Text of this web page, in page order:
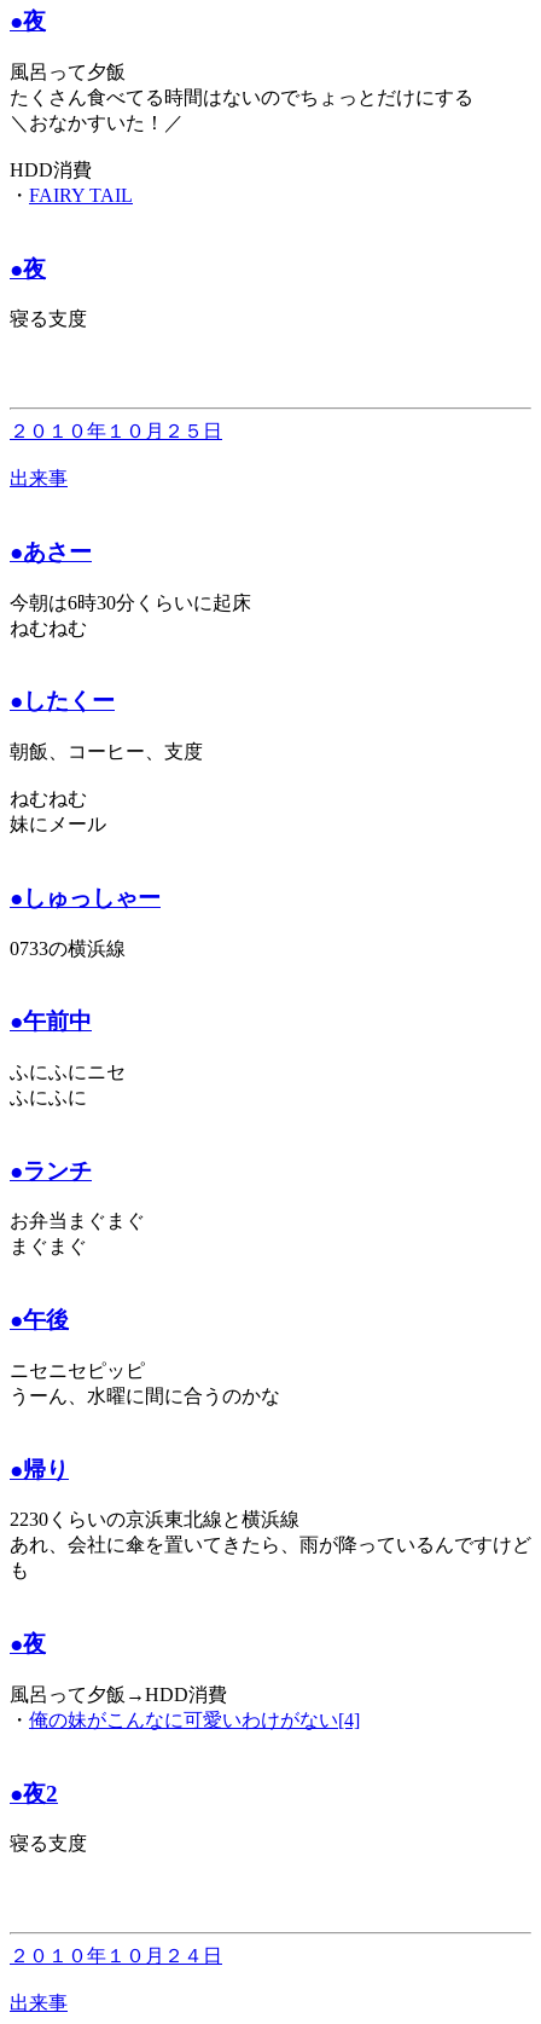
●夜
風呂って夕飯
たくさん食べてる時間はないのでちょっとだけにする
＼おなかすいた！／
HDD消費
・ FAIRY TAIL
●夜
寝る支度
２０１０年１０月２５日
出来事
●あさー
今朝は6時30分くらいに起床
ねむねむ
●したくー
朝飯、コーヒー、支度
ねむねむ
妹にメール
●しゅっしゃー
0733の横浜線
●午前中
ふにふにニセ
ふにふに
●ランチ
お弁当まぐまぐ
まぐまぐ
●午後
ニセニセピッピ
うーん、水曜に間に合うのかな
●帰り
2230くらいの京浜東北線と横浜線
あれ、会社に傘を置いてきたら、雨が降っているんですけど
も
●夜
風呂って夕飯→HDD消費
・ 俺の妹がこんなに可愛いわけがない[4]
●夜2
寝る支度
２０１０年１０月２４日
出来事